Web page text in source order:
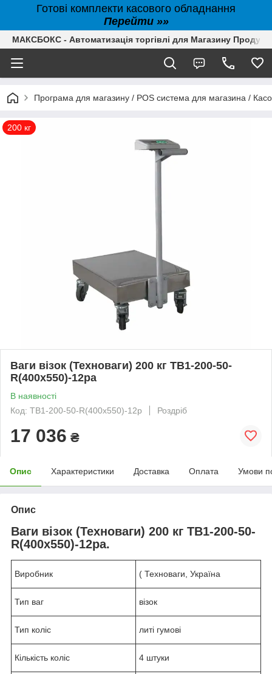
Готові комплекти касового обладнання
Перейти »»
МАКСБОКС - Автоматизація торгівлі для Магазину
Програма для магазину / POS система для магазина /
200 кг
Ваги візок (Техноваги) 200 кг ТВ1-200-50-
R(400х550)-12ра
В наявності
Код: ТВ1-200-50-R(400х550)-12р
Роздріб
17 036 ₴
Опис Характеристики Доставка Оплата Умови
Опис
Ваги візок (Техноваги) 200 кг ТВ1-200-50-
R(400х550)-12ра.
Виробник ( Техноваги, Україна
Тип ваг візок
Тип коліс литі гумові
Кількість коліс 4 штуки